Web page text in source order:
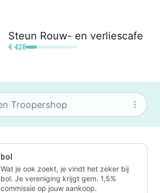
Steun Rouw- en verliescafe
€ 428
bol
Wat je ook zoekt, je vindt het zeker bij
bol. Je vereniging krijgt gem. 1,5%
commissie op jouw aankoop.